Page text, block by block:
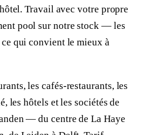
Travail avec votre propre
pool sur notre stock — les
qui convient le mieux à
les cafés-restaurants, les
les hôtels et les sociétés de
— du centre de La Haye